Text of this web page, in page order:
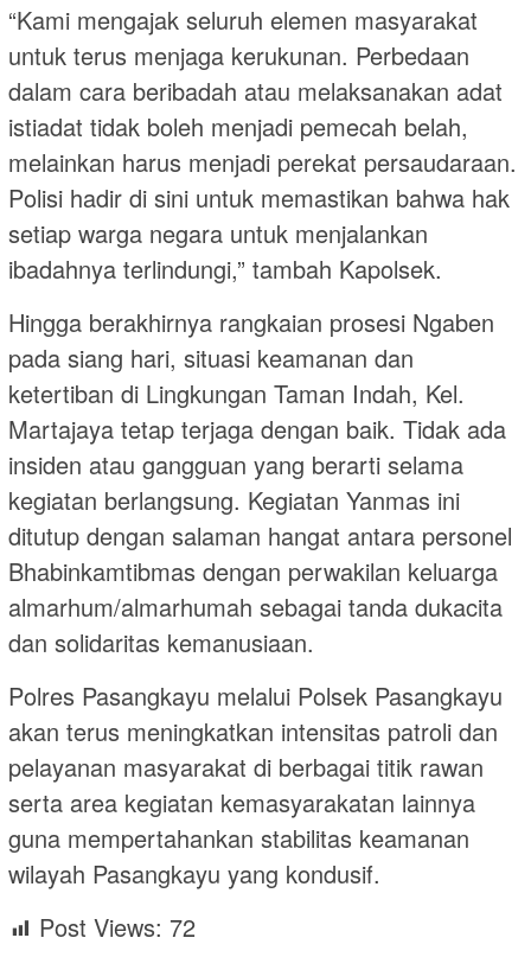
“Kami mengajak seluruh elemen masyarakat
untuk terus menjaga kerukunan. Perbedaan
dalam cara beribadah atau melaksanakan adat
istiadat tidak boleh menjadi pemecah belah,
melainkan harus menjadi perekat persaudaraan.
Polisi hadir di sini untuk memastikan bahwa hak
setiap warga negara untuk menjalankan
ibadahnya terlindungi,” tambah Kapolsek.
Hingga berakhirnya rangkaian prosesi Ngaben
pada siang hari, situasi keamanan dan
ketertiban di Lingkungan Taman Indah, Kel.
Martajaya tetap terjaga dengan baik. Tidak ada
insiden atau gangguan yang berarti selama
kegiatan berlangsung. Kegiatan Yanmas ini
ditutup dengan salaman hangat antara personel
Bhabinkamtibmas dengan perwakilan keluarga
almarhum/almarhumah sebagai tanda dukacita
dan solidaritas kemanusiaan.
Polres Pasangkayu melalui Polsek Pasangkayu
akan terus meningkatkan intensitas patroli dan
pelayanan masyarakat di berbagai titik rawan
serta area kegiatan kemasyarakatan lainnya
guna mempertahankan stabilitas keamanan
wilayah Pasangkayu yang kondusif.
Post Views: 72